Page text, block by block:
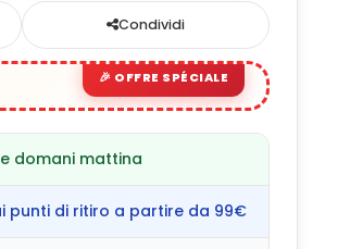
Condividi
domani mattina
punti di ritiro a partire da 99€